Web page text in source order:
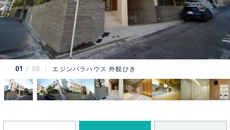
01 08 エジンバラハウス 外観ひき